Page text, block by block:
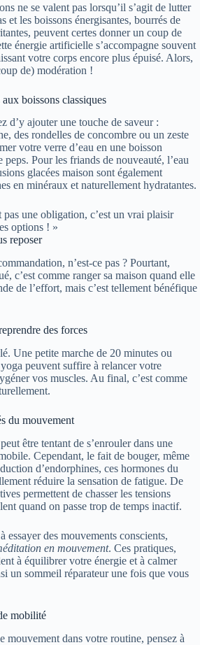
ne se valent pas lorsqu’il s’agit de lutter
et les boissons énergisantes, bourrés de
peuvent certes donner un coup de
énergie artificielle s’accompagne souvent
votre corps encore plus épuisé. Alors,
de) modération !
boissons classiques
d’y ajouter une touche de saveur :
des rondelles de concombre ou un zeste
votre verre d’eau en une boisson
peps. Pour les friands de nouveauté, l’eau
glacées maison sont également
en minéraux et naturellement hydratantes.
pas une obligation, c’est un vrai plaisir
options ! »
reposer
n’est-ce pas ? Pourtant,
c’est comme ranger sa maison quand elle
de l’effort, mais c’est tellement bénéfique
des forces
Une petite marche de 20 minutes ou
peuvent suffire à relancer votre
vos muscles. Au final, c’est comme
du mouvement
être tentant de s’enrouler dans une
Cependant, le fait de bouger, même
d’endorphines, ces hormones du
réduire la sensation de fatigue. De
permettent de chasser les tensions
quand on passe trop de temps inactif.
essayer des mouvements conscients,
en mouvement. Ces pratiques,
à équilibrer votre énergie et à calmer
un sommeil réparateur une fois que vous
mobilité
mouvement dans votre routine, pensez à